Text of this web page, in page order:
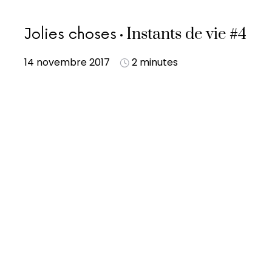
Jolies choses Instants de vie #4
14 novembre 2017 2 minutes